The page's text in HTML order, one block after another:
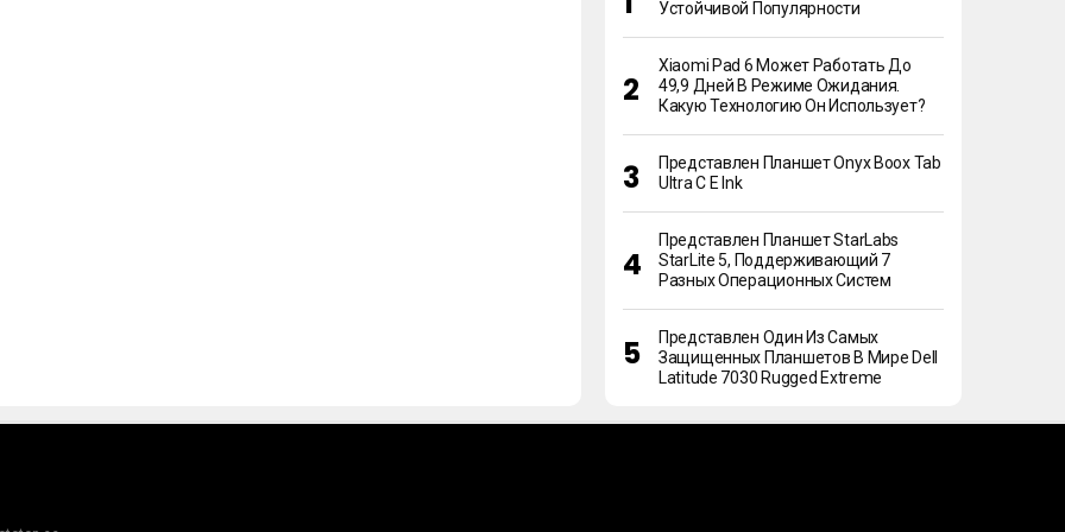
Устойчивой Популярности
Xiaomi Pad 6 Может Работать До
49,9 Дней В Режиме Ожидания.
Какую Технологию Он Использует?
Представлен Планшет Onyx Boox Tab
Ultra C E Ink
Представлен Планшет StarLabs
StarLite 5, Поддерживающий 7
Разных Операционных Систем
Представлен Один Из Самых
Защищенных Планшетов В Мире Dell
Latitude 7030 Rugged Extreme